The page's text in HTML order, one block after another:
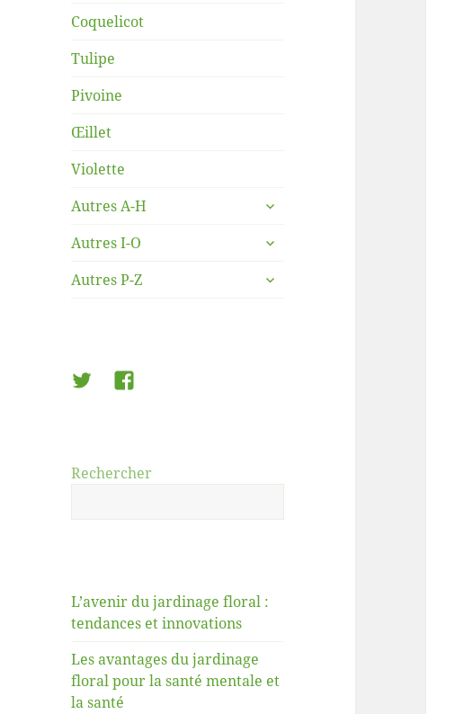
Coquelicot
Tulipe
Pivoine
Œillet
Violette
Autres A-H
ouvrir
sous-
Autres I-O
ouvrir
sous-
Autres P-Z
ouvrir
TwitterFacebook
Rechercher
L’avenir du jardinage floral :
tendances et innovations
Les avantages du jardinage
floral pour la santé mentale et
la santé